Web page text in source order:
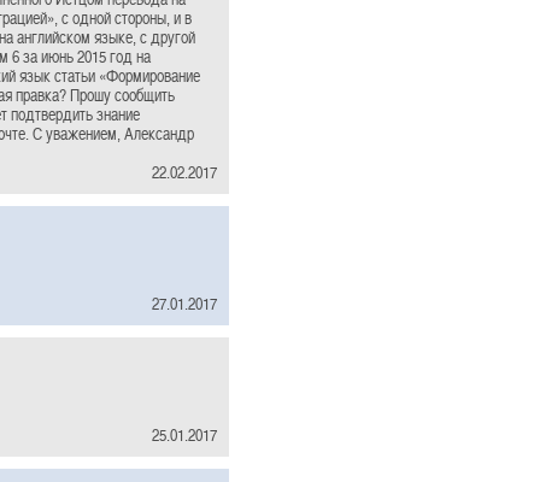
с одной стороны, и в
английском языке, с другой
6 за июнь 2015 год на
язык статьи «Формирование
правка? Прошу сообщить
подтвердить знание
С уважением, Александр
22.02.2017
27.01.2017
25.01.2017